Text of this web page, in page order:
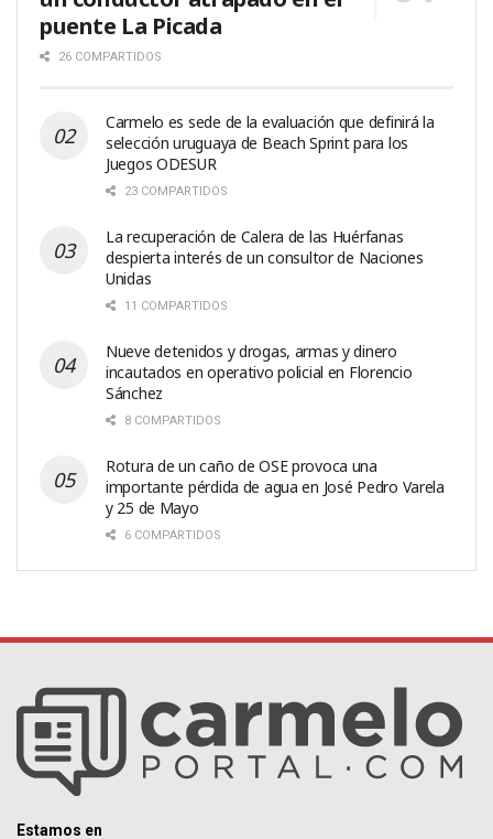
puente La Picada
26 COMPARTIDOS
Carmelo es sede de la evaluación que definirá la
selección uruguaya de Beach Sprint para los
Juegos ODESUR
23 COMPARTIDOS
La recuperación de Calera de las Huérfanas
despierta interés de un consultor de Naciones
Unidas
11 COMPARTIDOS
Nueve detenidos y drogas, armas y dinero
incautados en operativo policial en Florencio
Sánchez
8 COMPARTIDOS
Rotura de un caño de OSE provoca una
importante pérdida de agua en José Pedro Varela
y 25 de Mayo
6 COMPARTIDOS
Estamos en